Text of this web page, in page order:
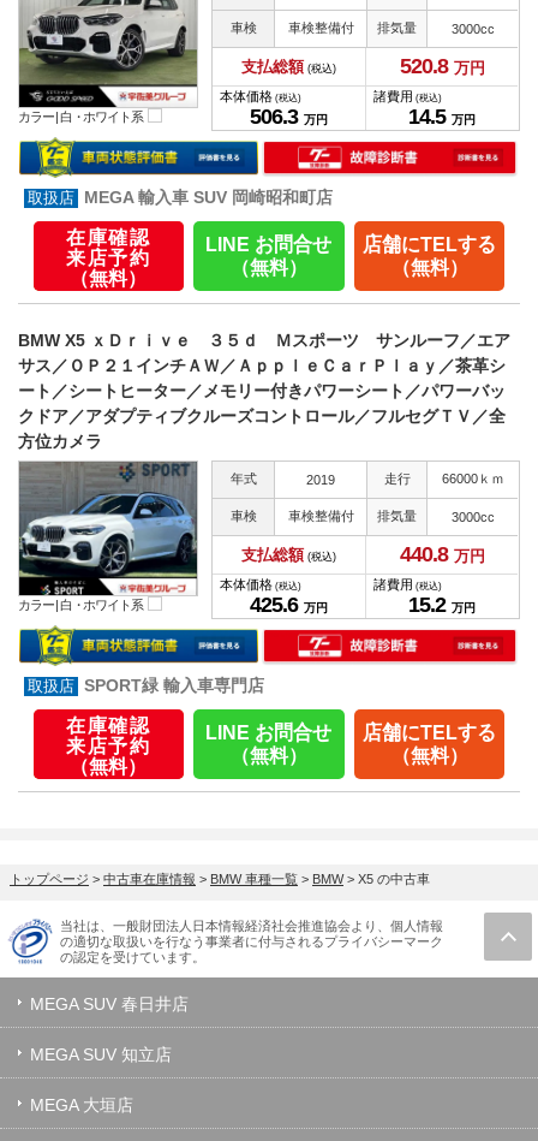
カラー |白・ホワイト系
車検 車検整備付 排気量 3000cc
支払総額 (税込) 520.8 万円
本体価格 (税込)
506.3 万円
諸費用 (税込)
14.5 万円
MEGA 輸入車 SUV 岡崎昭和町店
在庫確認
来店予約
（無料）
LINE お問合せ
（無料）
店舗にTELする
（無料）
BMW X5 ｘＤｒｉｖｅ ３５ｄ Ｍスポーツ サンルーフ／エア
サス／ＯＰ２１インチＡＷ／ＡｐｐｌｅＣａｒＰｌａｙ／茶革シ
ート／シートヒーター／メモリー付きパワーシート／パワーバッ
クドア／アダプティブクルーズコントロール／フルセグＴＶ／全
方位カメラ
カラー |白・ホワイト系
年式 2019 走行 66000ｋｍ
車検 車検整備付 排気量 3000cc
支払総額 (税込) 440.8 万円
本体価格 (税込)
425.6 万円
諸費用 (税込)
15.2 万円
SPORT緑 輸入車専門店
在庫確認
来店予約
（無料）
LINE お問合せ
（無料）
店舗にTELする
（無料）
トップページ > 中古車在庫情報 > BMW 車種一覧 > BMW> X5 の中古車
当社は、一般財団法人日本情報経済社会推進協会より、個人情報
の適切な取扱いを行なう事業者に付与されるプライバシーマーク
の認定を受けています。
MEGA SUV 春日井店
MEGA SUV 知立店
MEGA 大垣店